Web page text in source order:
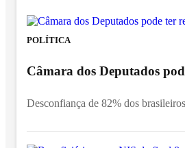
POLÍTICA
Câmara dos Deputados
Desconfiança de 82% dos